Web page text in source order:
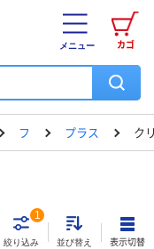
カゴ
メニュー
フ プラス ク
絞り込み
1
並び替え 表示切替